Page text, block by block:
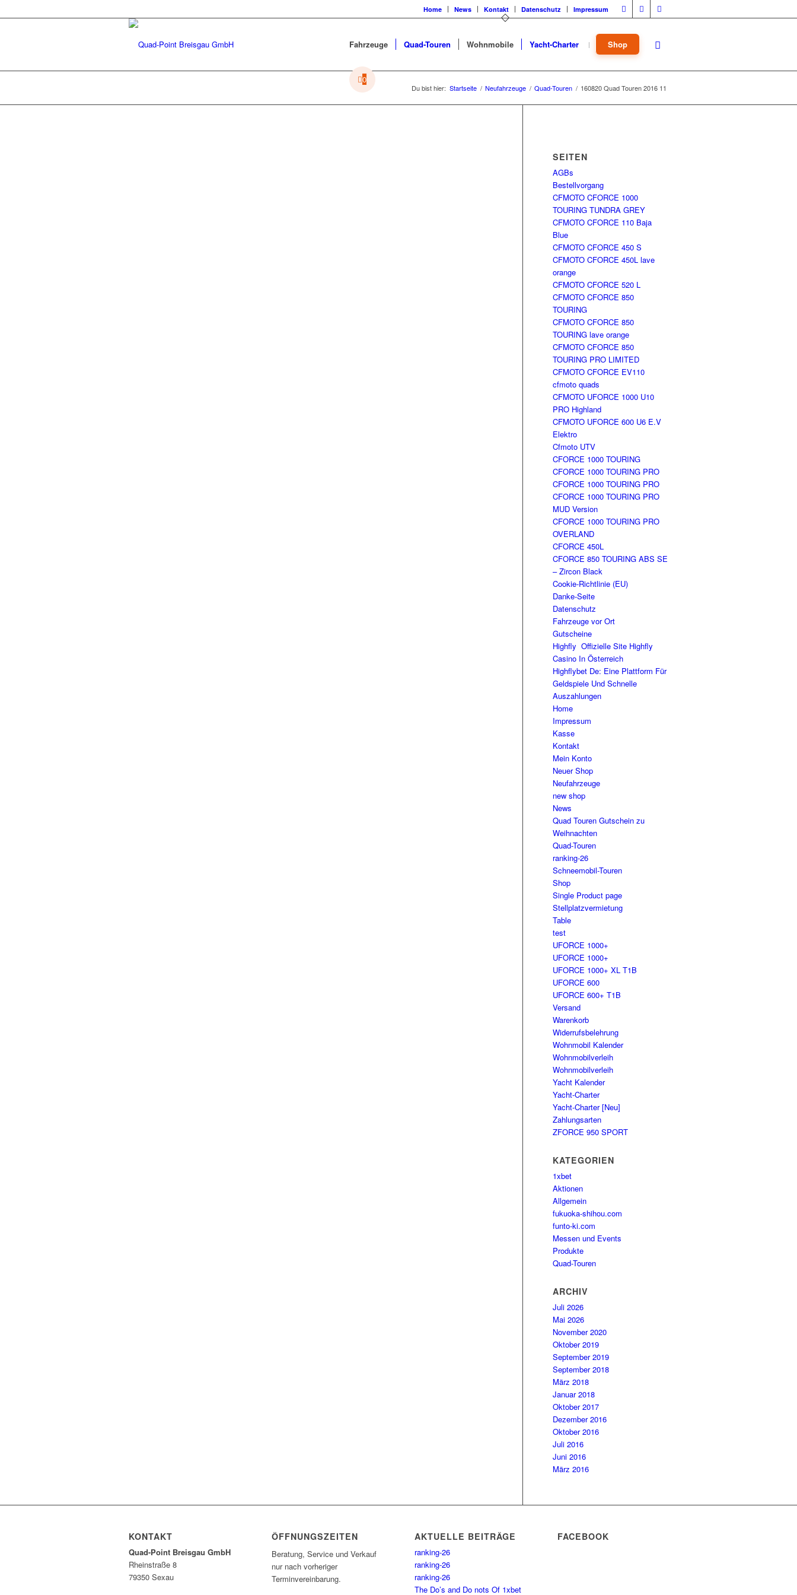
Home News Kontakt Datenschutz Impressum
Fahrzeuge Quad-Touren Wohnmobile Yacht-Charter Shop
0
Du bist hier: Startseite / Neufahrzeuge / Quad-Touren / 160820 Quad Touren 2016 11
SEITEN
AGBs
Bestellvorgang
CFMOTO CFORCE 1000
TOURING TUNDRA GREY
CFMOTO CFORCE 110 Baja
Blue
CFMOTO CFORCE 450 S
CFMOTO CFORCE 450L lave
orange
CFMOTO CFORCE 520 L
CFMOTO CFORCE 850
TOURING
CFMOTO CFORCE 850
TOURING lave orange
CFMOTO CFORCE 850
TOURING PRO LIMITED
CFMOTO CFORCE EV110
cfmoto quads
CFMOTO UFORCE 1000 U10
PRO Highland
CFMOTO UFORCE 600 U6 E.V
Elektro
Cfmoto UTV
CFORCE 1000 TOURING
CFORCE 1000 TOURING PRO
CFORCE 1000 TOURING PRO
CFORCE 1000 TOURING PRO
MUD Version
CFORCE 1000 TOURING PRO
OVERLAND
CFORCE 450L
CFORCE 850 TOURING ABS SE
– Zircon Black
Cookie-Richtlinie (EU)
Danke-Seite
Datenschutz
Fahrzeuge vor Ort
Gutscheine
Highfly ️ Offizielle Site Highfly
Casino In Österreich
Highflybet De: Eine Plattform Für
Geldspiele Und Schnelle
Auszahlungen
Home
Impressum
Kasse
Kontakt
Mein Konto
Neuer Shop
Neufahrzeuge
new shop
News
Quad Touren Gutschein zu
Weihnachten
Quad-Touren
ranking-26
Schneemobil-Touren
Shop
Single Product page
Stellplatzvermietung
Table
test
UFORCE 1000+
UFORCE 1000+
UFORCE 1000+ XL T1B
UFORCE 600
UFORCE 600+ T1B
Versand
Warenkorb
Widerrufsbelehrung
Wohnmobil Kalender
Wohnmobilverleih
Wohnmobilverleih
Yacht Kalender
Yacht-Charter
Yacht-Charter [Neu]
Zahlungsarten
ZFORCE 950 SPORT
KATEGORIEN
1xbet
Aktionen
Allgemein
fukuoka-shihou.com
funto-ki.com
Messen und Events
Produkte
Quad-Touren
ARCHIV
Juli 2026
Mai 2026
November 2020
Oktober 2019
September 2019
September 2018
März 2018
Januar 2018
Oktober 2017
Dezember 2016
Oktober 2016
Juli 2016
Juni 2016
März 2016
KONTAKT
Quad-Point Breisgau GmbH
Rheinstraße 8
79350 Sexau
ÖFFNUNGSZEITEN
Beratung, Service und Verkauf
nur nach vorheriger
Terminvereinbarung.
AKTUELLE BEITRÄGE
ranking-26
ranking-26
ranking-26
The Do’s and Do nots Of 1xbet
FACEBOOK